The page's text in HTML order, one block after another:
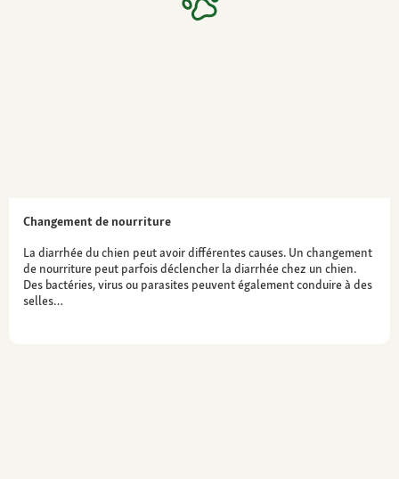
Changement de nourriture
La diarrhée du chien peut avoir différentes causes. Un changement
de nourriture peut parfois déclencher la diarrhée chez un chien.
Des bactéries, virus ou parasites peuvent également conduire à des
selles…